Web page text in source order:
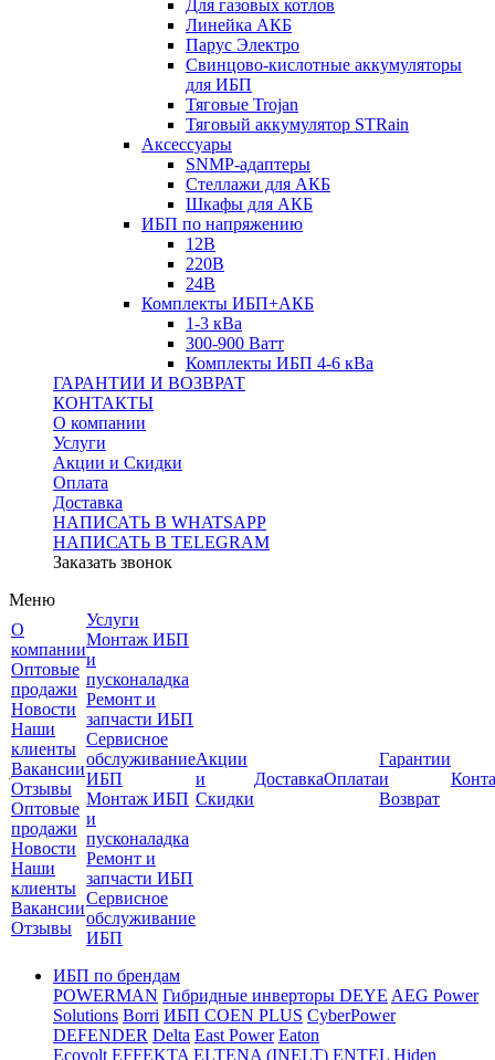
Для газовых котлов
Линейка АКБ
Парус Электро
Свинцово-кислотные аккумуляторы
для ИБП
Тяговые Trojan
Тяговый аккумулятор STRain
Аксессуары
SNMP-адаптеры
Стеллажи для АКБ
Шкафы для АКБ
ИБП по напряжению
12В
220В
24В
Комплекты ИБП+АКБ
1-3 кВа
300-900 Ватт
Комплекты ИБП 4-6 кВа
ГАРАНТИИ И ВОЗВРАТ
КОНТАКТЫ
О компании
Услуги
Акции и Скидки
Оплата
Доставка
НАПИСАТЬ В WHATSAPP
НАПИСАТЬ В TELEGRAM
Заказать звонок
Меню
О
компании
Оптовые
продажи
Новости
Наши
клиенты
Вакансии
Отзывы
Оптовые
продажи
Новости
Наши
клиенты
Вакансии
Отзывы
Услуги
Монтаж ИБП
и
пусконаладка
Ремонт и
запчасти ИБП
Сервисное
обслуживание
ИБП
Монтаж ИБП
и
пусконаладка
Ремонт и
запчасти ИБП
Сервисное
обслуживание
ИБП
Акции
и
Скидки
ДоставкаОплата
Гарантии
и
Возврат
ИБП по брендам
POWERMAN Гибридные инверторы DEYE AEG Power
Solutions Borri ИБП COEN PLUS CyberPower
DEFENDER Delta East Power Eaton
Ecovolt EFFEKTA ELTENA (INELT) ENTEL Hiden